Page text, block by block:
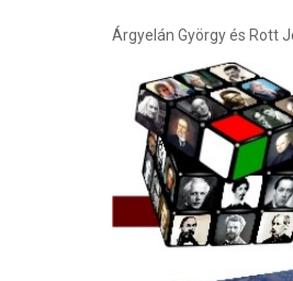
Árgyelán György és Rott